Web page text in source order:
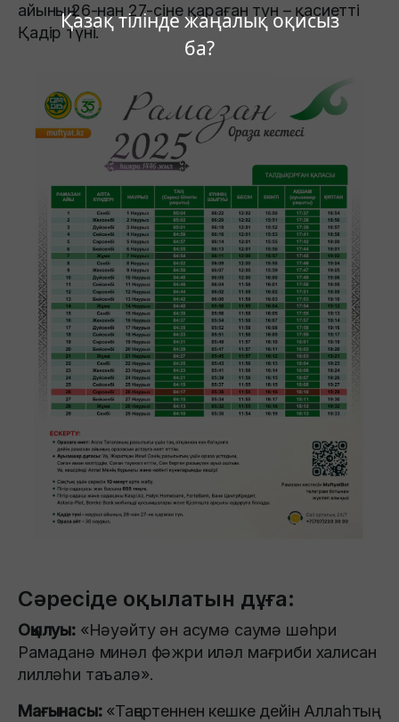
Қазақ тілінде жаңалық оқисыз
ба?
айының 26-нан 27-сіне қараған түн – қасиетті
Қадір түні.
Сәресіде оқылатын дұға:
Оқылуы:«Нәуәйту ән асумә саумә шәһри
Рамаданә минәл фәжри иләл мағриби халисан
лилләһи таъалә».
Мағынасы:«Таңертеннен кешке дейін Аллаһтың